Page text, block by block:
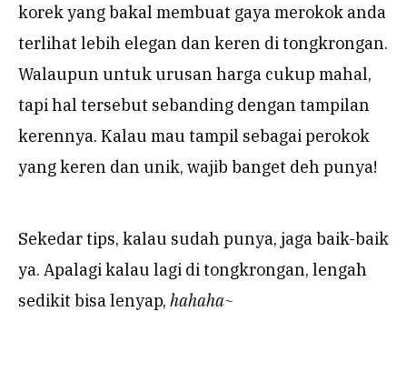
korek yang bakal membuat gaya merokok anda
terlihat lebih elegan dan keren di tongkrongan.
Walaupun untuk urusan harga cukup mahal,
tapi hal tersebut sebanding dengan tampilan
kerennya. Kalau mau tampil sebagai perokok
yang keren dan unik, wajib banget deh punya!
Sekedar tips, kalau sudah punya, jaga baik-baik
ya. Apalagi kalau lagi di tongkrongan, lengah
sedikit bisa lenyap, hahaha~